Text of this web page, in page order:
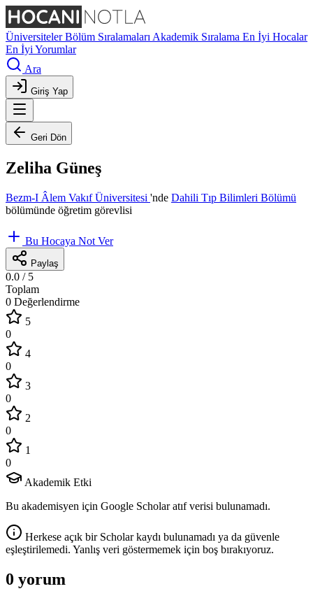
ÜniversitelerBölüm Sıralamaları Akademik Sıralama En İyi Hocalar
En İyi Yorumlar
Ara
Giriş Yap
Geri Dön
Zeliha Güneş
Bezm-I Âlem Vakıf Üniversitesi 'nde Dahili Tıp Bilimleri Bölümü
bölümünde öğretim görevlisi
Bu Hocaya Not Ver
Paylaş
0.0 / 5
Toplam
0 Değerlendirme
5
0
4
0
3
0
2
0
1
0
Akademik Etki
Bu akademisyen için Google Scholar atıf verisi bulunamadı.
Herkese açık bir Scholar kaydı bulunamadı ya da güvenle
eşleştirilemedi. Yanlış veri göstermemek için boş bırakıyoruz.
0 yorum